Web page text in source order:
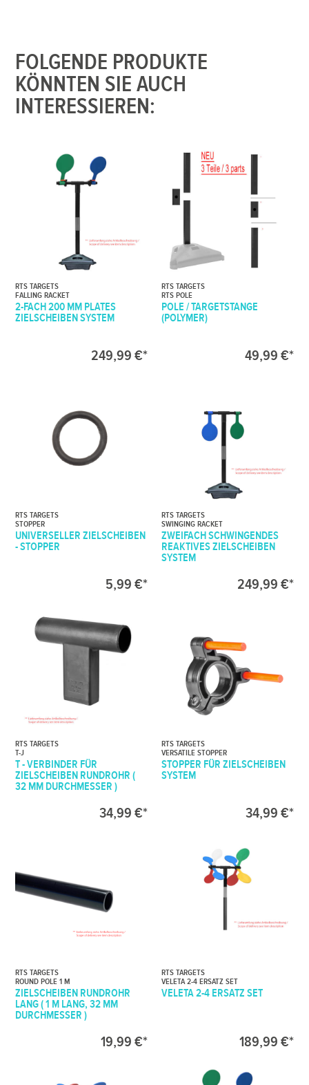
FOLGENDE PRODUKTE
KÖNNTEN SIE AUCH
INTERESSIEREN:
RTS TARGETS
FALLING RACKET
2-FACH 200 MM PLATES
ZIELSCHEIBEN SYSTEM
249,99 €*
RTS TARGETS
RTS POLE
POLE / TARGETSTANGE
(POLYMER)
49,99 €*
RTS TARGETS
STOPPER
UNIVERSELLER ZIELSCHEIBEN
- STOPPER
5,99 €*
RTS TARGETS
SWINGING RACKET
ZWEIFACH SCHWINGENDES
REAKTIVES ZIELSCHEIBEN
SYSTEM
249,99 €*
RTS TARGETS
T-J
T - VERBINDER FÜR
ZIELSCHEIBEN RUNDROHR (
32 MM DURCHMESSER )
34,99 €*
RTS TARGETS
VERSATILE STOPPER
STOPPER FÜR ZIELSCHEIBEN
SYSTEM
34,99 €*
RTS TARGETS
ROUND POLE 1 M
ZIELSCHEIBEN RUNDROHR
LANG ( 1 M LANG, 32 MM
DURCHMESSER )
19,99 €*
RTS TARGETS
VELETA 2-4 ERSATZ SET
VELETA 2-4 ERSATZ SET
189,99 €*